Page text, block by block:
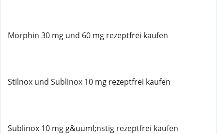
Morphin 30 mg und 60 mg rezeptfrei kaufen
Stilnox und Sublinox 10 mg rezeptfrei kaufen
Sublinox 10 mg g&uuml;nstig rezeptfrei kaufen